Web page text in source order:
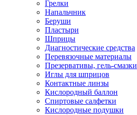
Грелки
Напальчник
Беруши
Пластыри
Шприцы
Диагностические средства
Перевязочные материалы
Презервативы, гель-смазки
Иглы для шприцов
Контактные линзы
Кислородный баллон
Спиртовые салфетки
Кислородные подушки